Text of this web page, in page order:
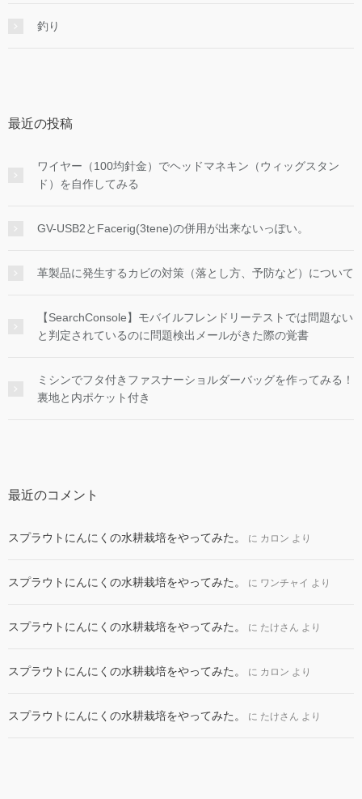
釣り
最近の投稿
ワイヤー（100均針金）でヘッドマネキン（ウィッグスタン
ド）を自作してみる
GV-USB2とFacerig(3tene)の併用が出来ないっぽい。
革製品に発生するカビの対策（落とし方、予防など）について
【SearchConsole】モバイルフレンドリーテストでは問題ない
と判定されているのに問題検出メールがきた際の覚書
ミシンでフタ付きファスナーショルダーバッグを作ってみる！
裏地と内ポケット付き
最近のコメント
スプラウトにんにくの水耕栽培をやってみた。 に カロン より
スプラウトにんにくの水耕栽培をやってみた。 に ワンチャイ より
スプラウトにんにくの水耕栽培をやってみた。 に たけさん より
スプラウトにんにくの水耕栽培をやってみた。 に カロン より
スプラウトにんにくの水耕栽培をやってみた。 に たけさん より